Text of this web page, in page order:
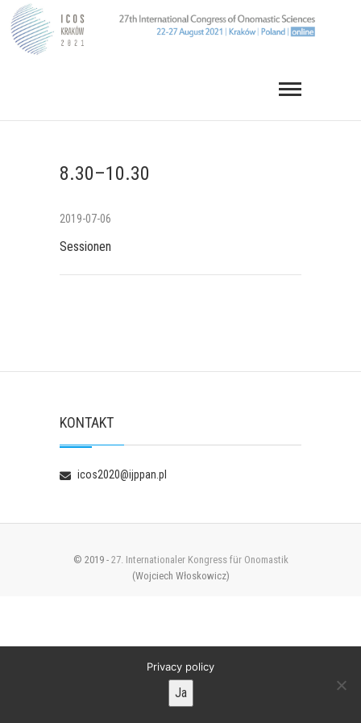
Skip
content
8.30–10.30
2019-07-06
Sessionen
KONTAKT
icos2020@ijppan.pl
© 2019 - 27. Internationaler Kongress für Onomastik
(Wojciech Włoskowicz)
Privacy policy
Ja